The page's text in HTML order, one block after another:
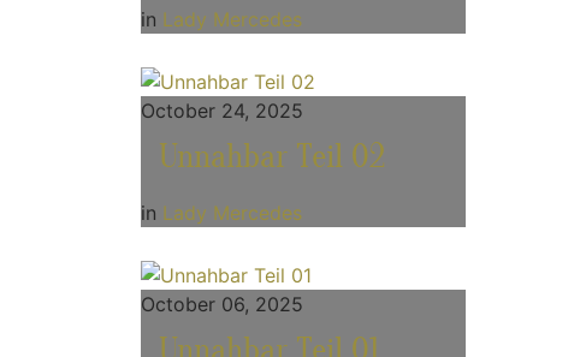
in Lady Mercedes
October 24, 2025
Unnahbar Teil 02
in Lady Mercedes
October 06, 2025